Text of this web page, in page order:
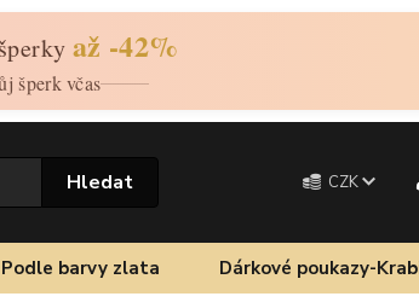
až -42%
šperk včas
CZK
Hledat
Podle barvy zlata Dárkové poukazy-